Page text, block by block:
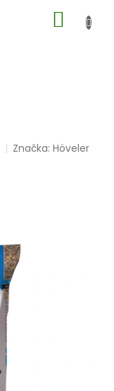
KOŠÍK
Značka:Höveler